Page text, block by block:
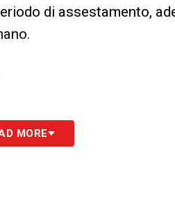
di assestamento,
MORE